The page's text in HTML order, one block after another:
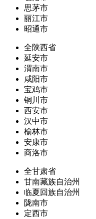
思茅市
丽江市
昭通市
全陕西省
延安市
渭南市
咸阳市
宝鸡市
铜川市
西安市
汉中市
榆林市
安康市
商洛市
全甘肃省
甘南藏族自治州
临夏回族自治州
陇南市
定西市